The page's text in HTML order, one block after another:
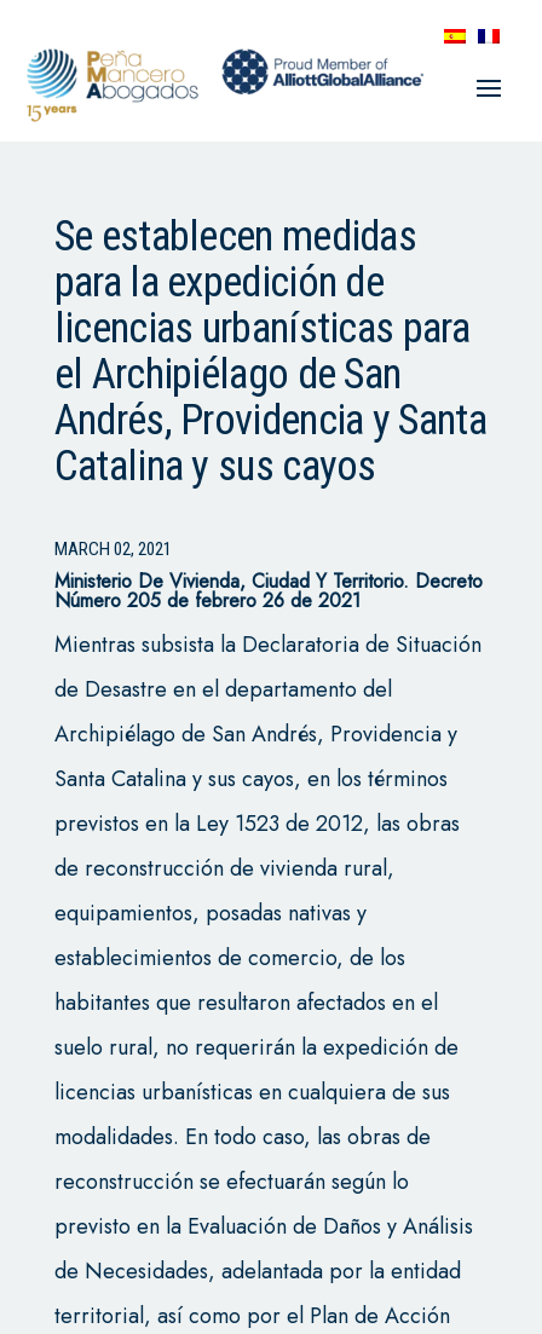
Se establecen medidas
para la expedición de
licencias urbanísticas para
el Archipiélago de San
Andrés, Providencia y Santa
Catalina y sus cayos
MARCH 02, 2021
Ministerio De Vivienda, Ciudad Y Territorio. Decreto
Número 205 de febrero 26 de 2021
Mientras subsista la Declaratoria de Situación
de Desastre en el departamento del
Archipiélago de San Andrés, Providencia y
Santa Catalina y sus cayos, en los términos
previstos en la Ley 1523 de 2012, las obras
de reconstrucción de vivienda rural,
equipamientos, posadas nativas y
establecimientos de comercio, de los
habitantes que resultaron afectados en el
suelo rural, no requerirán la expedición de
licencias urbanísticas en cualquiera de sus
modalidades. En todo caso, las obras de
reconstrucción se efectuarán según lo
previsto en la Evaluación de Daños y Análisis
de Necesidades, adelantada por la entidad
territorial, así como por el Plan de Acción